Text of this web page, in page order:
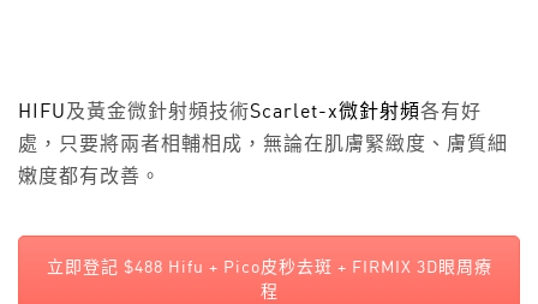
HIFU及黃金微針射頻技術Scarlet-x微針射頻各有好
處，只要將兩者相輔相成，無論在肌膚緊緻度、膚質細
嫩度都有改善。
立即登記 $488 Hifu + Pico皮秒去斑 + FIRMIX 3D眼周療
程